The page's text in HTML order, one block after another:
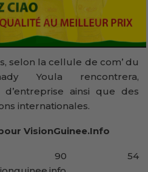
selon la cellule de com’ du
Youla rencontrera,
ainsi que des
internationales.
VisionGuinee.Info
90 54